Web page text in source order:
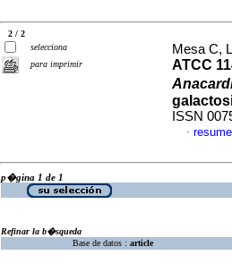
2 / 2
selecciona
para imprimir
Mesa C,
ATCC
ISSN
·
p�gina 1 de 1
Refinar la b�squeda
Base de datos : article